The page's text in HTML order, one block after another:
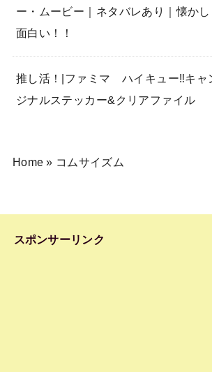
ー・ムービー｜ネタバレあり｜懐か
面白い！！
推し活！|ファミマ ハイキュー‼︎キャ
ジナルステッカー&クリアファイル
Home » コムサイズム
スポンサーリンク